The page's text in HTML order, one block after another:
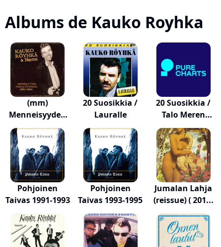
Albums de Kauko Royhka
(mm)
Menneisyyden
Taikaa Etsi...
20 Suosikkia /
Lauralle
20 Suosikkia /
Talo Meren
Ran...
Pohjoinen
Taivas 1991-1993
Pohjoinen
Taivas 1993-1995
Jumalan Lahja
(reissue) ( 201...